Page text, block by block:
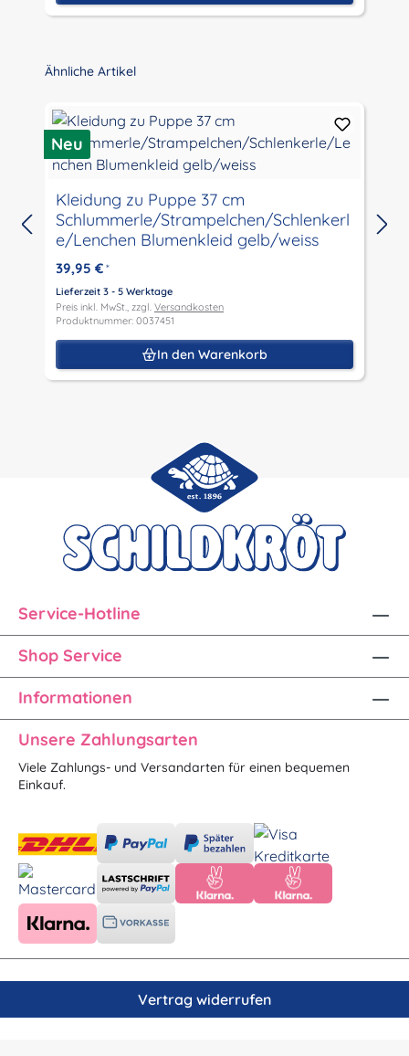
Produktgalerie überspringen
Ähnliche Artikel
Neu
Kleidung zu Puppe 37 cm
Schlummerle/Strampelchen/Schlenkerl
e/Lenchen Blumenkleid gelb/weiss
39,95 € *
Lieferzeit 3 - 5 Werktage
Preis inkl. MwSt., zzgl. Versandkosten
Produktnummer: 0037451
In den Warenkorb
Service-Hotline
Shop Service
Informationen
Unsere Zahlungsarten
Viele Zahlungs- und Versandarten für einen bequemen
Einkauf.
Vertrag widerrufen